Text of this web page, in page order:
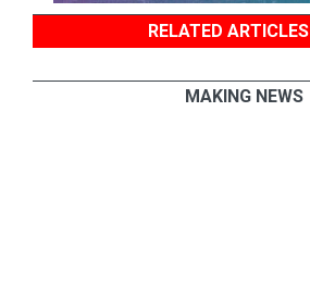
RELATED ARTICLES
MAKING NEWS